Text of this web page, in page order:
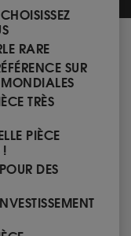
RARE
SUR
TRÈS
PIÈCE
!
DES